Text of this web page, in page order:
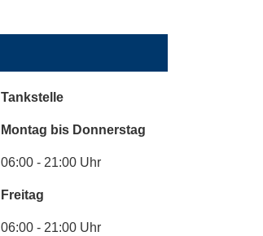
Tankstelle
Montag bis Donnerstag
06:00 - 21:00 Uhr
Freitag
06:00 - 21:00 Uhr